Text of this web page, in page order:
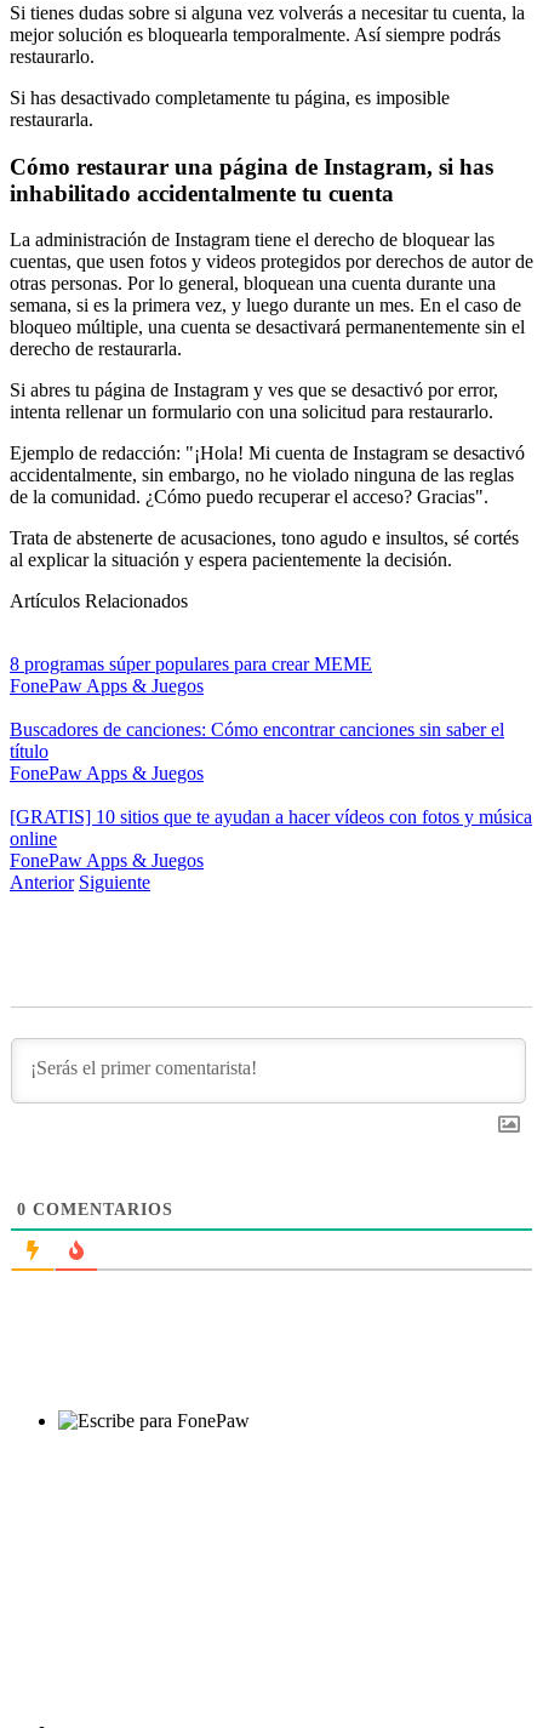
Si tienes dudas sobre si alguna vez volverás a necesitar tu cuenta, la
mejor solución es bloquearla temporalmente. Así siempre podrás
restaurarlo.
Si has desactivado completamente tu página, es imposible
restaurarla.
Cómo restaurar una página de Instagram, si has
inhabilitado accidentalmente tu cuenta
La administración de Instagram tiene el derecho de bloquear las
cuentas, que usen fotos y videos protegidos por derechos de autor de
otras personas. Por lo general, bloquean una cuenta durante una
semana, si es la primera vez, y luego durante un mes. En el caso de
bloqueo múltiple, una cuenta se desactivará permanentemente sin el
derecho de restaurarla.
Si abres tu página de Instagram y ves que se desactivó por error,
intenta rellenar un formulario con una solicitud para restaurarlo.
Ejemplo de redacción: "¡Hola! Mi cuenta de Instagram se desactivó
accidentalmente, sin embargo, no he violado ninguna de las reglas
de la comunidad. ¿Cómo puedo recuperar el acceso? Gracias".
Trata de abstenerte de acusaciones, tono agudo e insultos, sé cortés
al explicar la situación y espera pacientemente la decisión.
Artículos Relacionados
8 programas súper populares para crear MEME
FonePaw Apps & Juegos
Buscadores de canciones: Cómo encontrar canciones sin saber el
título
FonePaw Apps & Juegos
[GRATIS] 10 sitios que te ayudan a hacer vídeos con fotos y música
online
FonePaw Apps & Juegos
Anterior Siguiente
0 COMENTARIOS